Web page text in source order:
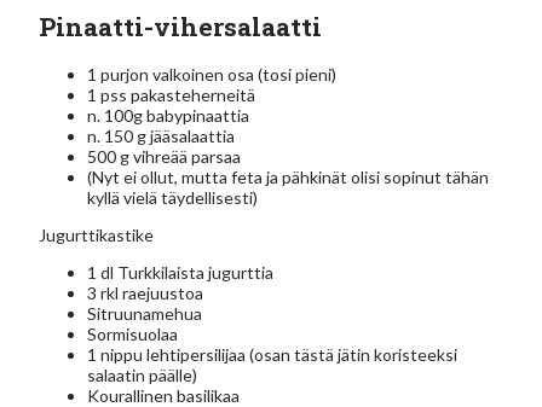
Pinaatti-vihersalaatti
1 purjon valkoinen osa (tosi pieni)
1 pss pakasteherneitä
n. 100g babypinaattia
n. 150 g jääsalaattia
500 g vihreää parsaa
(Nyt ei ollut, mutta feta ja pähkinät olisi sopinut tähän
kyllä vielä täydellisesti)
Jugurttikastike
1 dl Turkkilaista jugurttia
3 rkl raejuustoa
Sitruunamehua
Sormisuolaa
1 nippu lehtipersilijaa (osan tästä jätin koristeeksi
salaatin päälle)
Kourallinen basilikaa